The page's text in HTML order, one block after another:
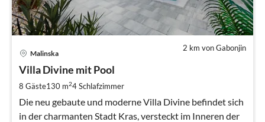
2 km von Gabonjin
Malinska
Villa Divine mit Pool
8 Gäste130 m24Schlafzimmer
Die neu gebaute und moderne Villa Divine befindet sich
in der charmanten Stadt Kras, versteckt im Inneren der